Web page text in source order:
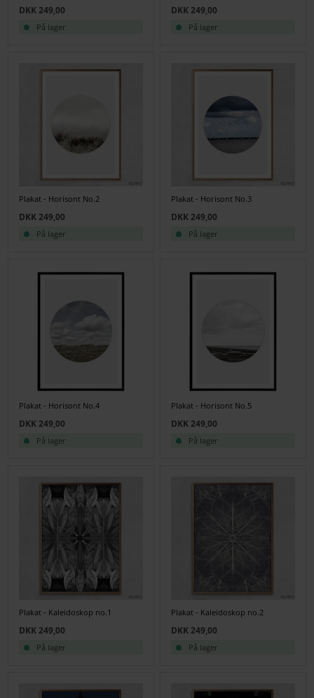
DKK 249,00
På lager
DKK 249,00
På lager
Plakat - Horisont No.2
DKK 249,00
På lager
Plakat - Horisont No.3
DKK 249,00
På lager
Plakat - Horisont No.4
DKK 249,00
På lager
Plakat - Horisont No.5
DKK 249,00
På lager
Plakat - Kaleidoskop no.1
DKK 249,00
På lager
Plakat - Kaleidoskop no.2
DKK 249,00
På lager